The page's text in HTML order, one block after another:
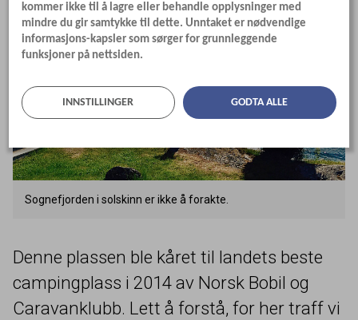
Sognefjorden i solskinn er ikke å forakte.
Denne plassen ble kåret til landets beste
campingplass i 2014av Norsk Bobil og
Caravanklubb. Lett å forstå, for her traff vi
kommer ikke til å lagre eller behandle opplysninger med
mindre du gir samtykke til dette. Unntaket er nødvendige
informasjons-kapsler som sørger for grunnleggende
funksjoner på nettsiden.
INNSTILLINGER GODTA ALLE